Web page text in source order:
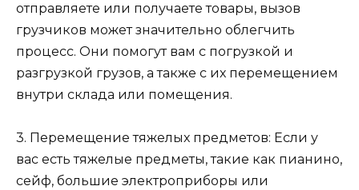
отправляете или получаете товары, вызов
грузчиков может значительно облегчить
процесс. Они помогут вам с погрузкой и
разгрузкой грузов, а также с их перемещением
внутри склада или помещения.
3. Перемещение тяжелых предметов: Если у
вас есть тяжелые предметы, такие как пианино,
сейф, большие электроприборы или